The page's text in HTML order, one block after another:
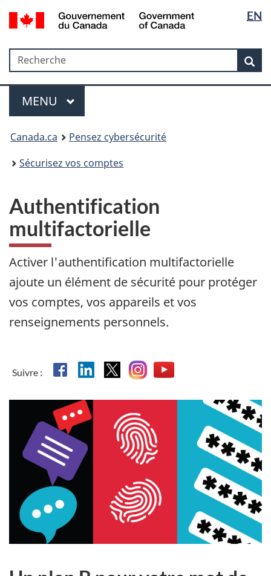
Passer
au
Passer
à
sujet
du
Passer
à
HTML
simplifiée
la
langue
EN
Government
Gouvernement
du
Recherche
Recherche
Menu
MAIN
MENU
Canada.ca
Pensez cybersécurité
Sécurisez vos comptes
Authentification
multifactorielle
Activer l'authentification multifactorielle
ajoute un élément de sécurité pour protéger
vos comptes, vos appareils et vos
renseignements personnels.
Suivre : Facebook
Linkedin
X Instagram
YouTube